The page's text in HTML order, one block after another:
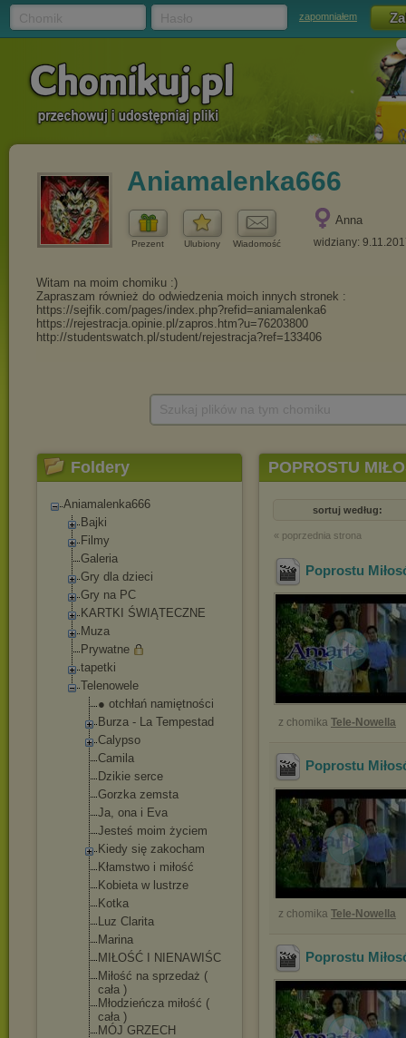
zapomniałem
Aniamalenka666
Prezent Ulubiony Wiadomość
Anna
widziany:
Foldery
Aniamalenka666
Bajki
Filmy
Galeria
Gry dla dzieci
Gry na PC
KARTKI ŚWIĄTECZNE
Muza
Prywatne
tapetki
Telenowele
● otchłań namiętności
Burza - La Tempestad
Calypso
Camila
Dzikie serce
Gorzka zemsta
Ja, ona i Eva
Jesteś moim życiem
Kiedy się zakocham
Kłamstwo i miłość
Kobieta w lustrze
Kotka
Luz Clarita
Marina
MIŁOŚĆ I NIENAWIŚC
Miłość na sprzedaż (
cała )
Młodzieńcza miłość (
cała )
MÓJ GRZECH
POPROSTU
sortuj według:
« poprzednia strona
Poprostu
z chomika Tele-Nowella
Poprostu
z chomika Tele-Nowella
Poprostu